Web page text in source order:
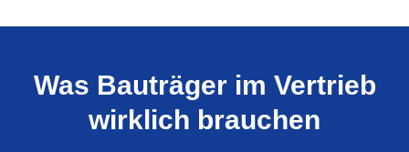
Was Bauträger im Vertrieb
wirklich brauchen